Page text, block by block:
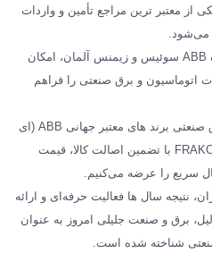
یکی از معتبر ترین مراجع تأمین و واردات
می‌شود.
برق و صنعت جلیلی به عنوان نماینده ABB سوئیس و زیمنس آلمان، امکان
اتوماسیون و برق صنعتی را فراهم
ما مجموعه‌ای کامل از محصولات برق صنعتی برند های معتبر جهانی ABB (ای
بی بی)، زیمنس، اشنایدر الکتریک و FRAKO با تضمین اصالت کالا، قیمت
سریع را عرضه می‌کنیم.
نتیجه سال ها فعالیت حرفه‌ای و ارائه
برق و صنعت جلیلی امروز به عنوان
شناخته شده است.